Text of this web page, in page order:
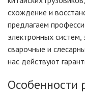
схождение и
предлагаем
электронных систем,
сварочные и
нас действуют
Особенности